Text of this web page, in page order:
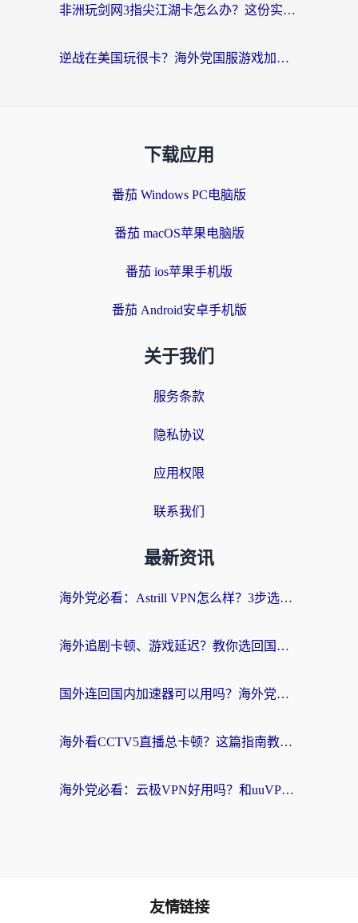
非洲玩剑网3指尖江湖卡怎么办？这份实测有效的国服游戏加速指南请收好
逆战在美国玩很卡？海外党国服游戏加速终极指南（附DNF宝可梦加速技巧）
下载应用
番茄 Windows PC电脑版
番茄 macOS苹果电脑版
番茄 ios苹果手机版
番茄 Android安卓手机版
关于我们
服务条款
隐私协议
应用权限
联系我们
最新资讯
海外党必看：Astrill VPN怎么样？3步选对回国加速器实现无缝刷剧玩游戏
海外追剧卡顿、游戏延迟？教你选回国加速器，附免费加速器试用一小时福利
国外连回国内加速器可以用吗？海外党亲测实用指南，解决追剧游戏卡顿难题
海外看CCTV5直播总卡顿？这篇指南教你选对回国加速器，无缝刷国内资源
海外党必看：云极VPN好用吗？和uuVPN对比哪个回国效果更好？附真实体验+避坑指南
友情链接